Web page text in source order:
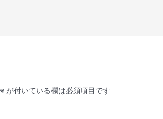
※ が付いている欄は必須項目です